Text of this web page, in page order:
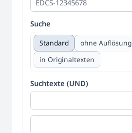
Suche
Standard
ohne Auflösung
in Originaltexten
Suchtexte (UND)